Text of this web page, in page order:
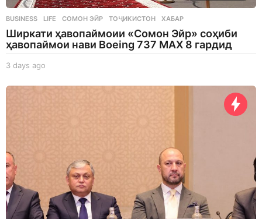
BUSINESS ,LIFE СОМОН ЭЙР ,ТОҶИКИСТОН ,ХАБАР
Ширкати ҳавопаймоии «Сомон Эйр» соҳиби
ҳавопаймои нави Boeing 737 MAX 8 гардид
3 days ago
a